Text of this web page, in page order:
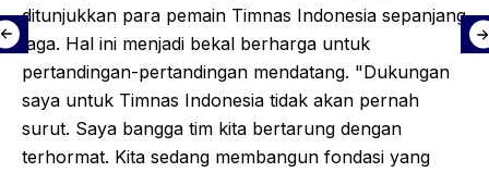
ditunjukkan para pemain Timnas Indonesia sepanjang
laga. Hal ini menjadi bekal berharga untuk
pertandingan-pertandingan mendatang. "Dukungan
saya untuk Timnas Indonesia tidak akan pernah
surut. Saya bangga tim kita bertarung dengan
terhormat. Kita sedang membangun fondasi yang